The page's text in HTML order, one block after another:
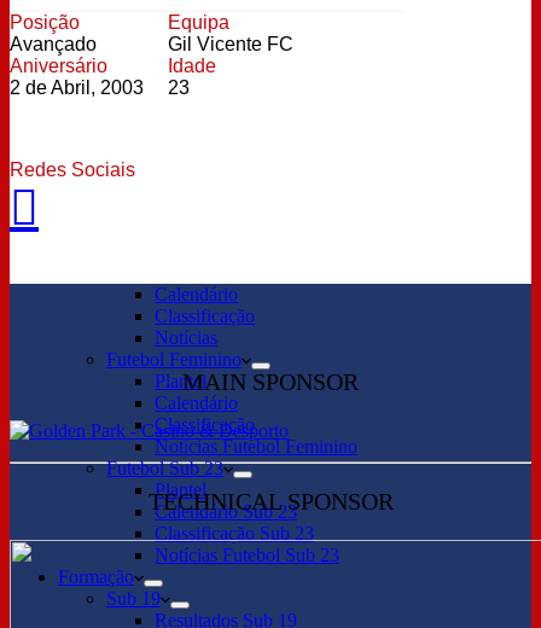
Oficial Sponsor
Notícias
Profissional
Feminino
Calendário
Classificação
Notícias
Futebol Feminino
Plantel
Calendário
Classificação
Notícias Futebol Feminino
Futebol Sub 23
Plantel
Calendário Sub 23
Classificação Sub 23
Notícias Futebol Sub 23
Formação
Sub 19
Resultados Sub 19
Posição
Avançado
Equipa
Gil Vicente FC
Aniversário
2 de Abril, 2003
Idade
23
Redes Sociais
MAIN SPONSOR
TECHNICAL SPONSOR